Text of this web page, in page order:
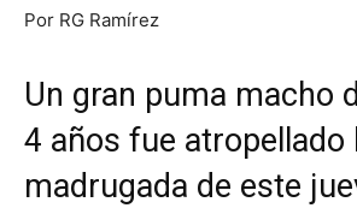
Por RG Ramírez
Un gran puma macho
4 años fue atropellado
madrugada de este